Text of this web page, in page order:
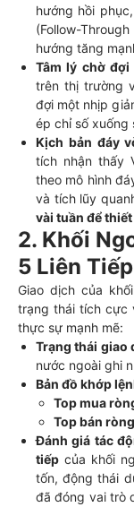
hướng hồi
(Follow-
hướng tăng
Tâm lý chờ
trên thị trường
đợi một nhịp
ép chỉ số xuống
Kịch bản đáy
tích nhận thấy
theo mô hình
và tích lũy
vài tuần để
2. Khối
5 Liên
Giao dịch của
trạng thái tích cực
thực sự mạnh mẽ:
Trạng thái giao
nước ngoài ghi
Bản đồ khớp
Top mua
Top bán
Đánh giá tác
tiếp của khối
tốn, động thái
đã đóng vai trò